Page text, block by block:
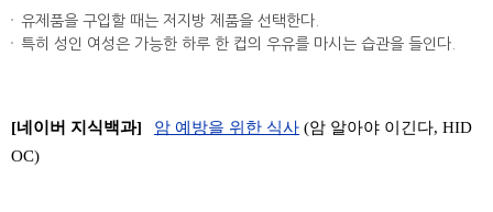
유제품을 구입할 때는 저지방 제품을 선택한다.
특히 성인 여성은 가능한 하루 한 컵의 우유를 마시는 습관을 들인다.
[네이버 지식백과] 암 예방을 위한 식사 (암 알아야 이긴다, HID
OC)